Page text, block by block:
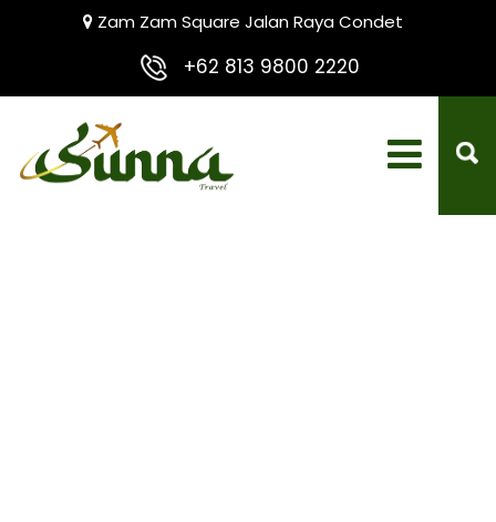
Zam Zam Square Jalan Raya Condet
+62 813 9800 2220